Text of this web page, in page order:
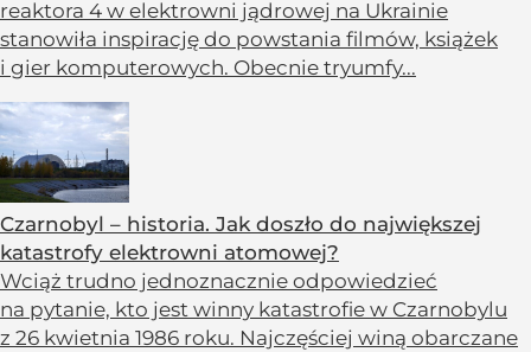
reaktora 4 w elektrowni jądrowej na Ukrainie
stanowiła inspirację do powstania filmów, książek
i gier komputerowych. Obecnie tryumfy...
Czarnobyl – historia. Jak doszło do największej
katastrofy elektrowni atomowej?
Wciąż trudno jednoznacznie odpowiedzieć
na pytanie, kto jest winny katastrofie w Czarnobylu
z 26 kwietnia 1986 roku. Najczęściej winą obarczane